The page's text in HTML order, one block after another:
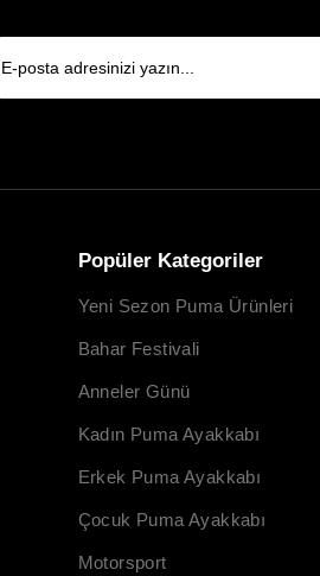
Popüler Kategoriler
Yeni Sezon Puma Ürünleri
Bahar Festivali
Anneler Günü
Kadın Puma Ayakkabı
Erkek Puma Ayakkabı
Çocuk Puma Ayakkabı
Motorsport